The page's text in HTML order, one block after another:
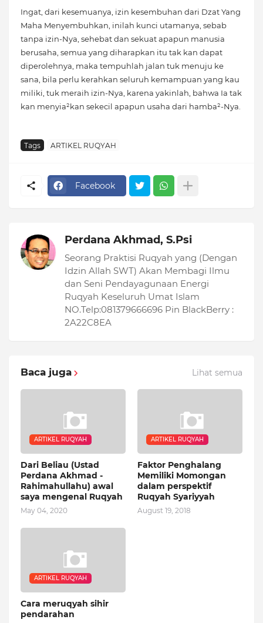
Ingat, dari kesemuanya, izin kesembuhan dari Dzat Yang
Maha Menyembuhkan, inilah kunci utamanya, sebab
tanpa izin-Nya, sehebat dan sekuat apapun manusia
berusaha, semua yang diharapkan itu tak kan dapat
diperolehnya, maka tempuhlah jalan tuk menuju ke
sana, bila perlu kerahkan seluruh kemampuan yang kau
miliki, tuk meraih izin-Nya, karena yakinlah, bahwa Ia tak
kan menyia²kan sekecil apapun usaha dari hamba²-Nya.
Tags ARTIKEL RUQYAH
Facebook
Perdana Akhmad, S.Psi
Seorang Praktisi Ruqyah yang (Dengan
Idzin Allah SWT) Akan Membagi Ilmu
dan Seni Pendayagunaan Energi
Ruqyah Keseluruh Umat Islam
NO.Telp:081379666696 Pin BlackBerry :
2A22C8EA
Baca juga Lihat semua
ARTIKEL RUQYAH
Dari Beliau (Ustad
Perdana Akhmad -
Rahimahullahu) awal
saya mengenal Ruqyah
May 04, 2020
ARTIKEL RUQYAH
Faktor Penghalang
Memiliki Momongan
dalam perspektif
Ruqyah Syariyyah
August 19, 2018
ARTIKEL RUQYAH
Cara meruqyah sihir
pendarahan